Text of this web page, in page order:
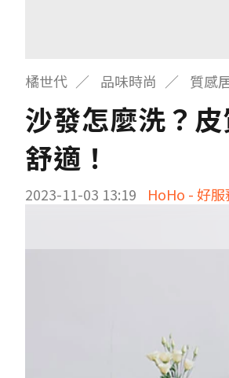
橘世代 品味時尚 質感
沙發怎麼洗？
舒適！
2023-11-03 13:19 HoHo - 好